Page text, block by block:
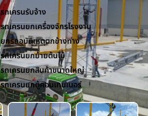
รถเครนรับจ้าง
รถเครนยกเครื่องจักรโรงงาน
ยกรถอุบัติเหตุตกข้างทาง
รถเครนยกย้ายต้นไม้
รถเครนยกสินค้าขนาดใหญ่
รถเครนยกตู้คอนเทนเนอร์